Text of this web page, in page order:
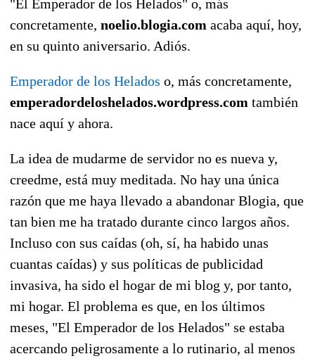
"El Emperador de los Helados" o, más
concretamente, noelio.blogia.com acaba aquí, hoy,
en su quinto aniversario. Adiós.
Emperador de los Helados o, más concretamente,
emperadordeloshelados.wordpress.com también
nace aquí y ahora.
La idea de mudarme de servidor no es nueva y,
creedme, está muy meditada. No hay una única
razón que me haya llevado a abandonar Blogia, que
tan bien me ha tratado durante cinco largos años.
Incluso con sus caídas (oh, sí, ha habido unas
cuantas caídas) y sus políticas de publicidad
invasiva, ha sido el hogar de mi blog y, por tanto,
mi hogar. El problema es que, en los últimos
meses, "El Emperador de los Helados" se estaba
acercando peligrosamente a lo rutinario, al menos